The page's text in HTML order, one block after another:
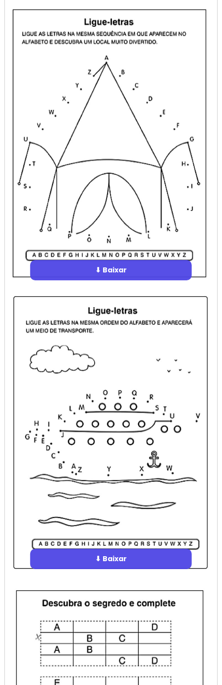
⬇ Baixar
⬇ Baixar